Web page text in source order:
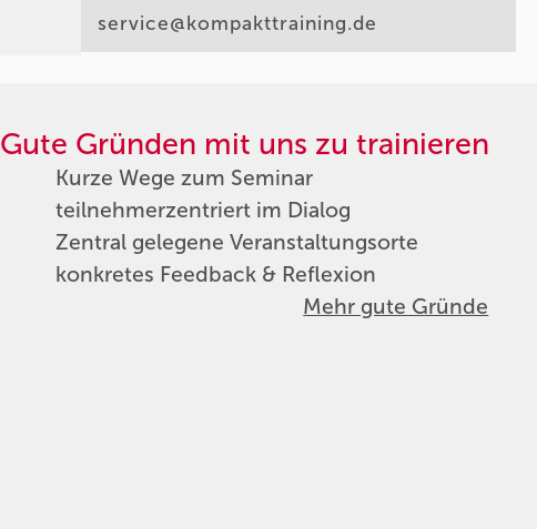
service@kompakttraining.de
Gute Gründen mit uns zu trainieren
Kurze Wege zum Seminar
teilnehmerzentriert im Dialog
Zentral gelegene Veranstaltungsorte
konkretes Feedback & Reflexion
Mehr gute Gründe